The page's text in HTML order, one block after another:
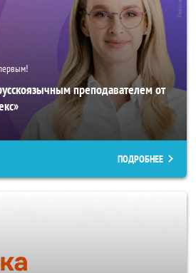
преподавателем от
ПОДРОБНЕЕ